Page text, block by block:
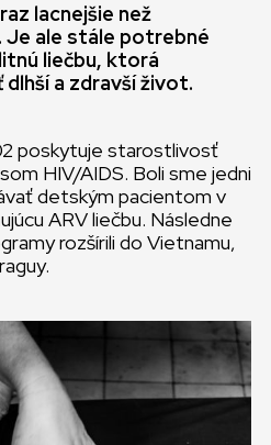
lacnejšie než
Je ale stále potrebné
liečbu, ktorá
dlhší a zdravší život.
poskytuje starostlivosť
HIV/AIDS. Boli sme jedni
detským pacientom v
ARV liečbu. Následne
rozšírili do Vietnamu,